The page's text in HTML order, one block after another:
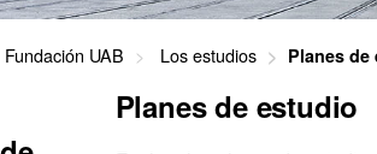
UAB Los estudios Planes
Planes de estudio